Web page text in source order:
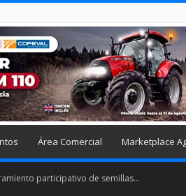
Área Comercial Marketplace
participativo de semillas...